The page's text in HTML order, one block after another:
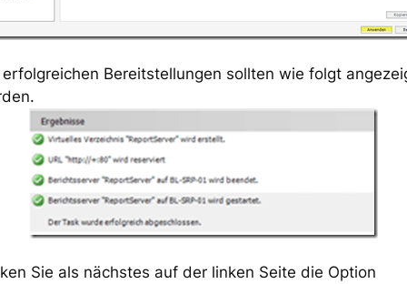
erfolgreichen Bereitstellungen sollten wie folgt
Sie als nächstes auf der linken Seite die Option